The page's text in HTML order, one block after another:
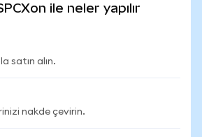
ile neler yapılır
satın alın.
nakde çevirin.